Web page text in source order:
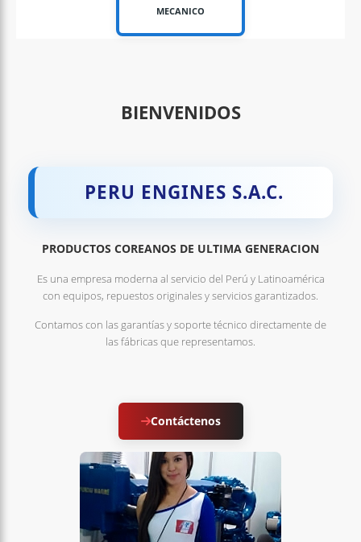
MECANICO
BIENVENIDOS
PERU ENGINES S.A.C.
PRODUCTOS COREANOS DE ULTIMA GENERACION
Es una empresa moderna al servicio del Perú y Latinoamérica
con equipos, repuestos originales y servicios garantizados.
Contamos con las garantías y soporte técnico directamente de
las fábricas que representamos.
Contáctenos